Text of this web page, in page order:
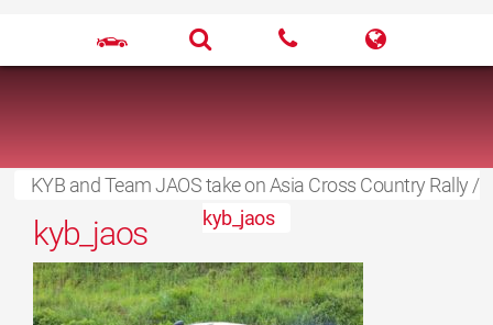
KYB and Team JAOS take on Asia Cross Country Rally /
kyb_jaos
15. september 2021
kyb_jaos